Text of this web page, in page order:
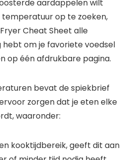
aardappelen wilt
temperatuur op te zoeken,
Cheat Sheet alle
hebt om je favoriete voedsel
op één afdrukbare pagina.
bevat de spiekbrief
zorgen dat je eten elke
waaronder:
kooktijdbereik, geeft dit aan